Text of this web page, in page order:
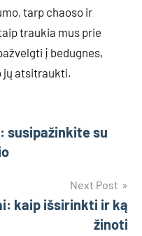
tarp chaoso ir
traukia mus prie
į bedugnes,
jų atsitraukti.
susipažinkite su
Next Post
kaip išsirinkti ir ką
žinoti